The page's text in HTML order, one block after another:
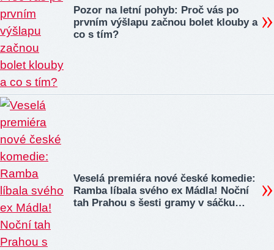
Pozor na letní pohyb: Proč vás po
prvním výšlapu začnou bolet klouby a
co s tím?
Veselá premiéra nové české komedie:
Ramba líbala svého ex Mádla! Noční
tah Prahou s šesti gramy v sáčku…